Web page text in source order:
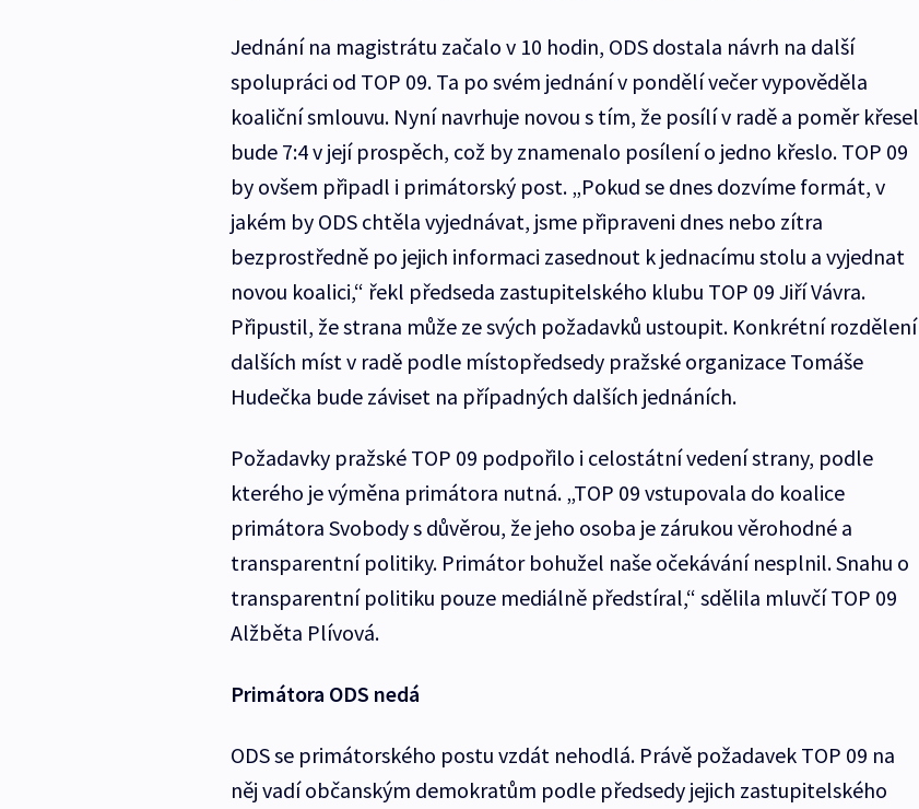
Jednání na magistrátu začalo v 10 hodin, ODS dostala návrh na další
spolupráci od TOP 09. Ta po svém jednání v pondělí večer vypověděla
koaliční smlouvu. Nyní navrhuje novou s tím, že posílí v radě a poměr křesel
bude 7:4 v její prospěch, což by znamenalo posílení o jedno křeslo. TOP 09
by ovšem připadl i primátorský post. „Pokud se dnes dozvíme formát, v
jakém by ODS chtěla vyjednávat, jsme připraveni dnes nebo zítra
bezprostředně po jejich informaci zasednout k jednacímu stolu a vyjednat
novou koalici,“ řekl předseda zastupitelského klubu TOP 09 Jiří Vávra.
Připustil, že strana může ze svých požadavků ustoupit. Konkrétní rozdělení
dalších míst v radě podle místopředsedy pražské organizace Tomáše
Hudečka bude záviset na případných dalších jednáních.
Požadavky pražské TOP 09 podpořilo i celostátní vedení strany, podle
kterého je výměna primátora nutná. „TOP 09 vstupovala do koalice
primátora Svobody s důvěrou, že jeho osoba je zárukou věrohodné a
transparentní politiky. Primátor bohužel naše očekávání nesplnil. Snahu o
transparentní politiku pouze mediálně předstíral,“ sdělila mluvčí TOP 09
Alžběta Plívová.
Primátora ODS nedá
ODS se primátorského postu vzdát nehodlá. Právě požadavek TOP 09 na
něj vadí občanským demokratům podle předsedy jejich zastupitelského